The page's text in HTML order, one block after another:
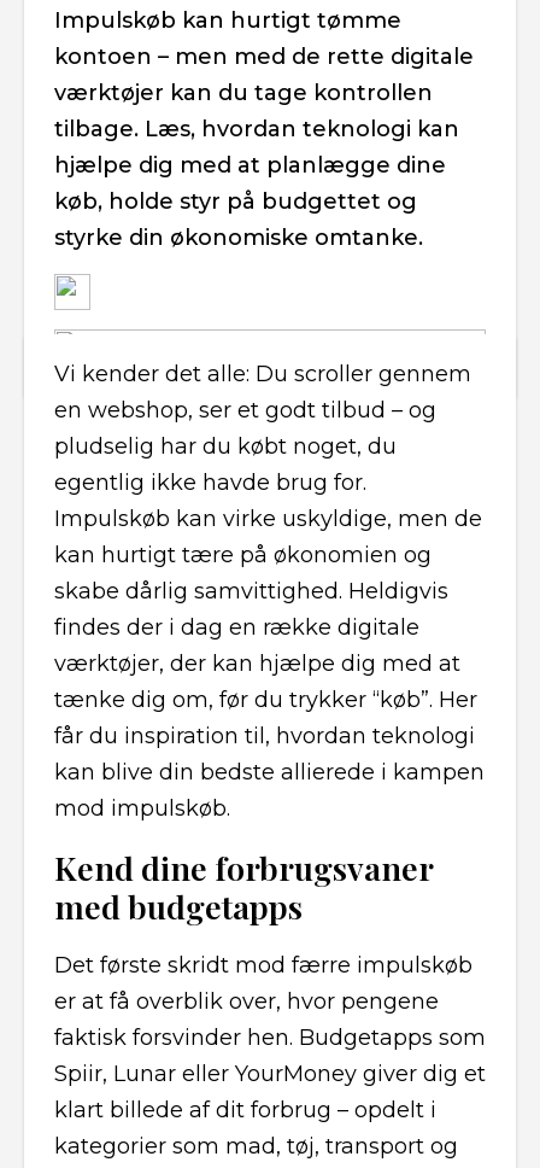
Impulskøb kan hurtigt tømme
kontoen – men med de rette digitale
værktøjer kan du tage kontrollen
tilbage. Læs, hvordan teknologi kan
hjælpe dig med at planlægge dine
køb, holde styr på budgettet og
styrke din økonomiske omtanke.
Vi kender det alle: Du scroller gennem
en webshop, ser et godt tilbud – og
pludselig har du købt noget, du
egentlig ikke havde brug for.
Impulskøb kan virke uskyldige, men de
kan hurtigt tære på økonomien og
skabe dårlig samvittighed. Heldigvis
findes der i dag en række digitale
værktøjer, der kan hjælpe dig med at
tænke dig om, før du trykker “køb”. Her
får du inspiration til, hvordan teknologi
kan blive din bedste allierede i kampen
mod impulskøb.
Kend dine forbrugsvaner
med budgetapps
Det første skridt mod færre impulskøb
er at få overblik over, hvor pengene
faktisk forsvinder hen. Budgetapps som
Spiir, Lunar eller YourMoney giver dig et
klart billede af dit forbrug – opdelt i
kategorier som mad, tøj, transport og